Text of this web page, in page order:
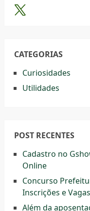
CATEGORIAS
Curiosidades
Utilidades
POST RECENTES
Cadastro no
Online
Concurso
Inscrições e Vagas
Além da